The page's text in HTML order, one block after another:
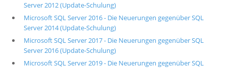
Server 2012 (Update-Schulung)
Microsoft SQL Server 2016 - Die Neuerungen gegenüber SQL
Server 2014 (Update-Schulung)
Microsoft SQL Server 2017 - Die Neuerungen gegenüber SQL
Server 2016 (Update-Schulung)
Microsoft SQL Server 2019 - Die Neuerungen gegenüber SQL